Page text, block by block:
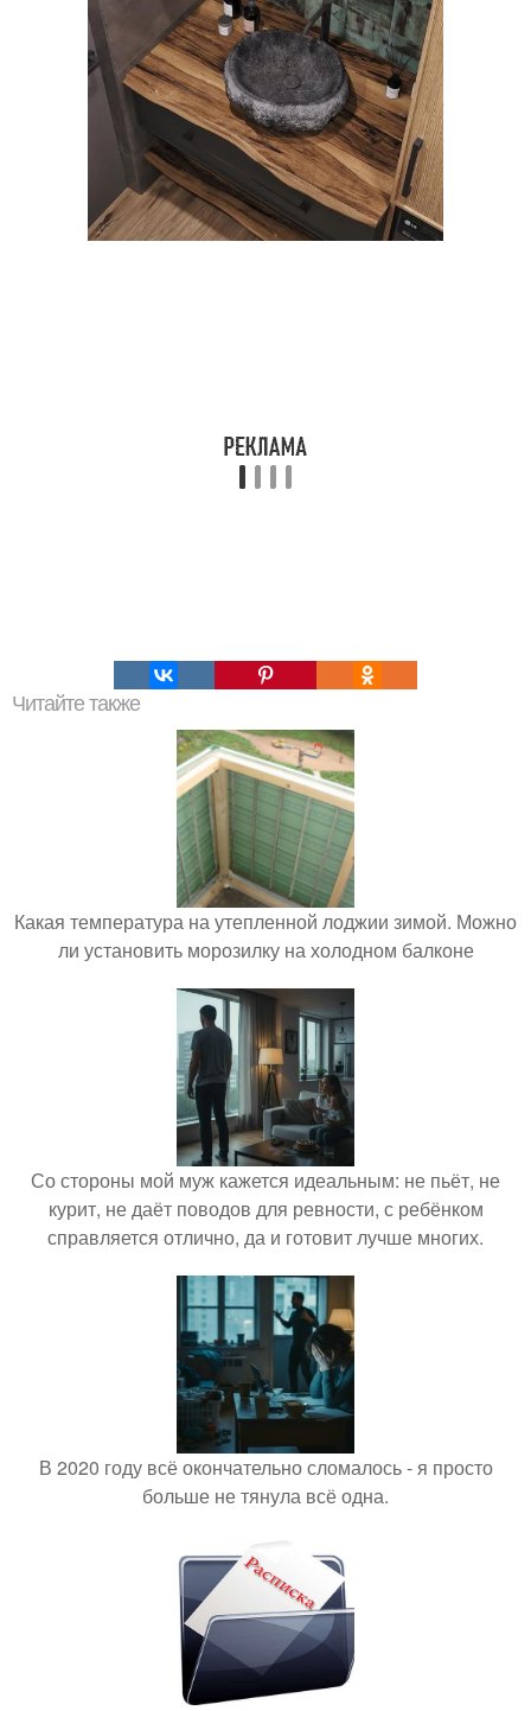
Читайте также
Какая температура на утепленной лоджии зимой. Можно
ли установить морозилку на холодном балконе
Со стороны мой муж кажется идеальным: не пьёт, не
курит, не даёт поводов для ревности, с ребёнком
справляется отлично, да и готовит лучше многих.
В 2020 году всё окончательно сломалось - я просто
больше не тянула всё одна.